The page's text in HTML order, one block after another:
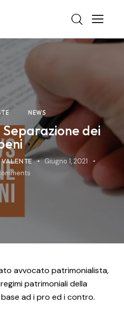
NEWS
Separazione dei
Giugno 1, 2021
avvocato patrimonialista,
patrimoniali della
ad i pro ed i contro.